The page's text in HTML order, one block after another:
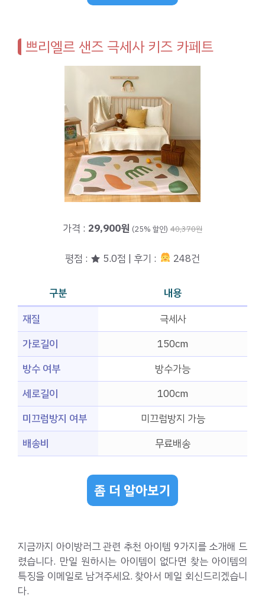
쁘리엘르 샌즈 극세사 키즈 카페트
가격 : 29,900원 (25% 할인) 40,370원
평점 : ★ 5.0점 | 후기 : 248건
구분
내용
재질
극세사
가로길이
150cm
방수 여부
방수가능
세로길이
100cm
미끄럼방지 여부
미끄럼방지 가능
배송비
무료배송
좀 더 알아보기
지금까지 아이방러그 관련 추천 아이템 9가지를 소개해 드
렸습니다. 만일 원하시는 아이템이 없다면 찾는 아이템의
특징을 이메일로 남겨주세요. 찾아서 메일 회신드리겠습니
다.